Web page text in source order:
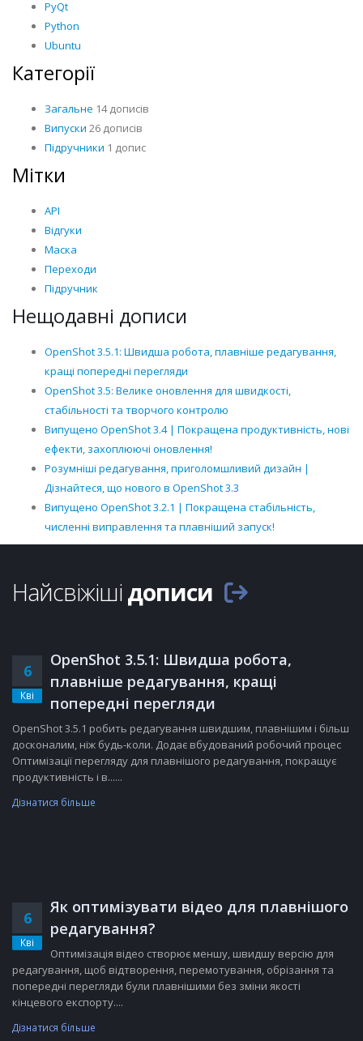
PyQt
Python
Ubuntu
Категорії
Загальне 14 дописів
Випуски 26 дописів
Підручники 1 допис
Мітки
API
Відгуки
Маска
Переходи
Підручник
Нещодавні дописи
OpenShot 3.5.1: Швидша робота, плавніше редагування,
кращі попередні перегляди
OpenShot 3.5: Велике оновлення для швидкості,
стабільності та творчого контролю
Випущено OpenShot 3.4 | Покращена продуктивність, нові
ефекти, захоплюючі оновлення!
Розумніші редагування, приголомшливий дизайн |
Дізнайтеся, що нового в OpenShot 3.3
Випущено OpenShot 3.2.1 | Покращена стабільність,
численні виправлення та плавніший запуск!
Найсвіжішідописи
6
Кві
OpenShot 3.5.1: Швидша робота,
плавніше редагування, кращі
попередні перегляди
OpenShot 3.5.1 робить редагування швидшим, плавнішим і більш
досконалим, ніж будь-коли. Додає вбудований робочий процес
Оптимізації перегляду для плавнішого редагування, покращує
продуктивність і в......
Дізнатися більше
6
Кві
Як оптимізувати відео для плавнішого
редагування?
Оптимізація відео створює меншу, швидшу версію для
редагування, щоб відтворення, перемотування, обрізання та
попередні перегляди були плавнішими без зміни якості
кінцевого експорту....
Дізнатися більше